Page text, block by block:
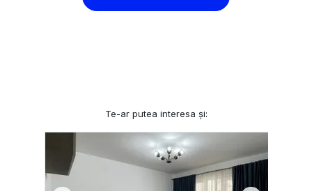
Te-ar putea interesa și: